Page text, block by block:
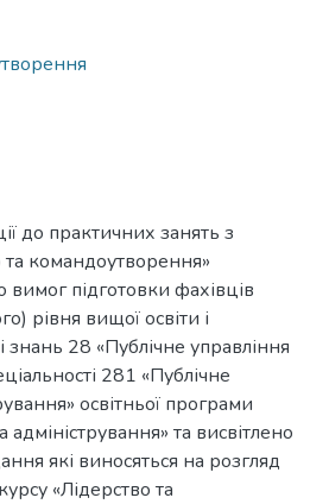
до практичних занять з
командоутворення»
вимог підготовки фахівців
рівня вищої освіти і
знань 28 «Публічне управління
281 «Публічне
освітньої програми
адміністрування» та висвітлено
які виносяться на розгляд
«Лідерство та